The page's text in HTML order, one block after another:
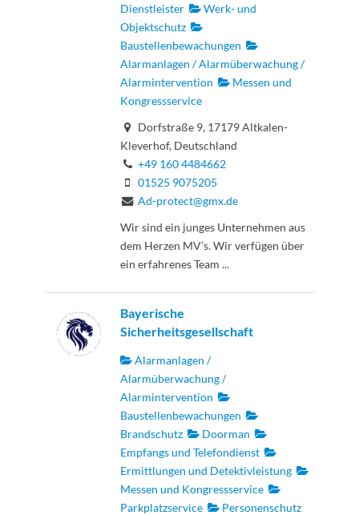
Dienstleister
Werk- und
Objektschutz
Baustellenbewachungen
Alarmanlagen / Alarmüberwachung /
Alarmintervention
Messen und
Kongressservice
Dorfstraße 9, 17179 Altkalen-
Kleverhof, Deutschland
+49 160 4484662
01525 9075205
Ad-protect@gmx.de
Wir sind ein junges Unternehmen aus
dem Herzen MV’s. Wir verfügen über
ein erfahrenes Team ...
Bayerische
Sicherheitsgesellschaft
Alarmanlagen /
Alarmüberwachung /
Alarmintervention
Baustellenbewachungen
Brandschutz
Doorman
Empfangs und Telefondienst
Ermittlungen und Detektivleistung
Messen und Kongressservice
Parkplatzservice
Personenschutz